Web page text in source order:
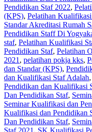
Pendidikan Staf 2022,
(KPS), Pelatihan
Standar Akreditasi Rumah
Pendidikan Staff Di
staf, Pelatihan Kualifikasi
Pendidikan Staf, Pelatihan
2021 , pelatihan pokja kks,
dan Standar (KPS),
dan Kualifikasi Staf Adalah,
Pendidikan dan Kualifikasi
Dan Pendidikan Staf,
Seminar Kualifikasi dan
Kualifikasi dan Pendidikan
Dan Pendidikan Staf,
Staf 2021 , SK Kualifikasi